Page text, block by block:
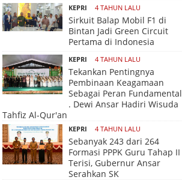
KEPRI 4 TAHUN LALU
Sirkuit Balap Mobil F1 di
Bintan Jadi Green Circuit
Pertama di Indonesia
KEPRI 4 TAHUN LALU
Tekankan Pentingnya
Pembinaan Keagamaan
Sebagai Peran Fundamental
. Dewi Ansar Hadiri Wisuda
Tahfiz Al-Qur'an
KEPRI 4 TAHUN LALU
Sebanyak 243 dari 264
Formasi PPPK Guru Tahap II
Terisi, Gubernur Ansar
Serahkan SK